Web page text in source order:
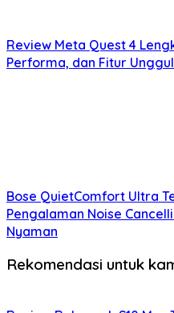
Review Meta Quest 4
Performa, dan Fitur
Bose QuietComfort Ultra
Pengalaman Noise
Nyaman
Rekomendasi untuk